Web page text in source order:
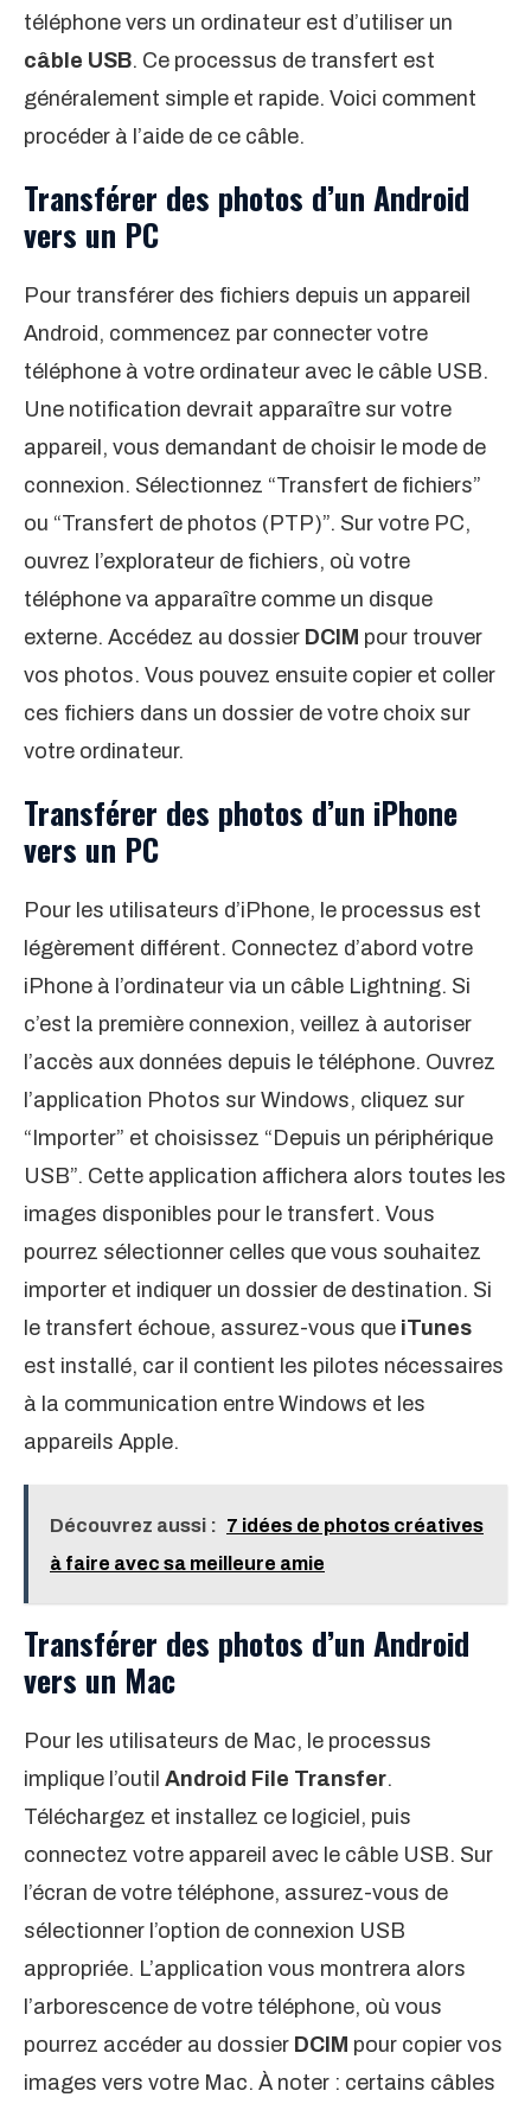
téléphone vers un ordinateur est d’utiliser un
câble USB. Ce processus de transfert est
généralement simple et rapide. Voici comment
procéder à l’aide de ce câble.
Transférer des photos d’un Android
vers un PC
Pour transférer des fichiers depuis un appareil
Android, commencez par connecter votre
téléphone à votre ordinateur avec le câble USB.
Une notification devrait apparaître sur votre
appareil, vous demandant de choisir le mode de
connexion. Sélectionnez “Transfert de fichiers”
ou “Transfert de photos (PTP)”. Sur votre PC,
ouvrez l’explorateur de fichiers, où votre
téléphone va apparaître comme un disque
externe. Accédez au dossier DCIM pour trouver
vos photos. Vous pouvez ensuite copier et coller
ces fichiers dans un dossier de votre choix sur
votre ordinateur.
Transférer des photos d’un iPhone
vers un PC
Pour les utilisateurs d’iPhone, le processus est
légèrement différent. Connectez d’abord votre
iPhone à l’ordinateur via un câble Lightning. Si
c’est la première connexion, veillez à autoriser
l’accès aux données depuis le téléphone. Ouvrez
l’application Photos sur Windows, cliquez sur
“Importer” et choisissez “Depuis un périphérique
USB”. Cette application affichera alors toutes les
images disponibles pour le transfert. Vous
pourrez sélectionner celles que vous souhaitez
importer et indiquer un dossier de destination. Si
le transfert échoue, assurez-vous que iTunes
est installé, car il contient les pilotes nécessaires
à la communication entre Windows et les
appareils Apple.
Découvrez aussi : 7 idées de photos créatives
à faire avec sa meilleure amie
Transférer des photos d’un Android
vers un Mac
Pour les utilisateurs de Mac, le processus
implique l’outil Android File Transfer.
Téléchargez et installez ce logiciel, puis
connectez votre appareil avec le câble USB. Sur
l’écran de votre téléphone, assurez-vous de
sélectionner l’option de connexion USB
appropriée. L’application vous montrera alors
l’arborescence de votre téléphone, où vous
pourrez accéder au dossier DCIM pour copier vos
images vers votre Mac. À noter : certains câbles